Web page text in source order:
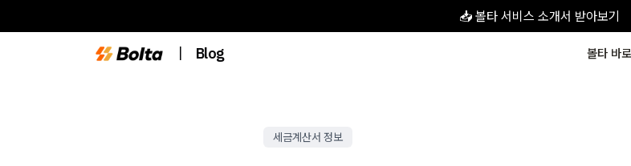
📥 볼타 서비스 소개서 받아보기
| Blog 볼타 바
세금계산서 정보